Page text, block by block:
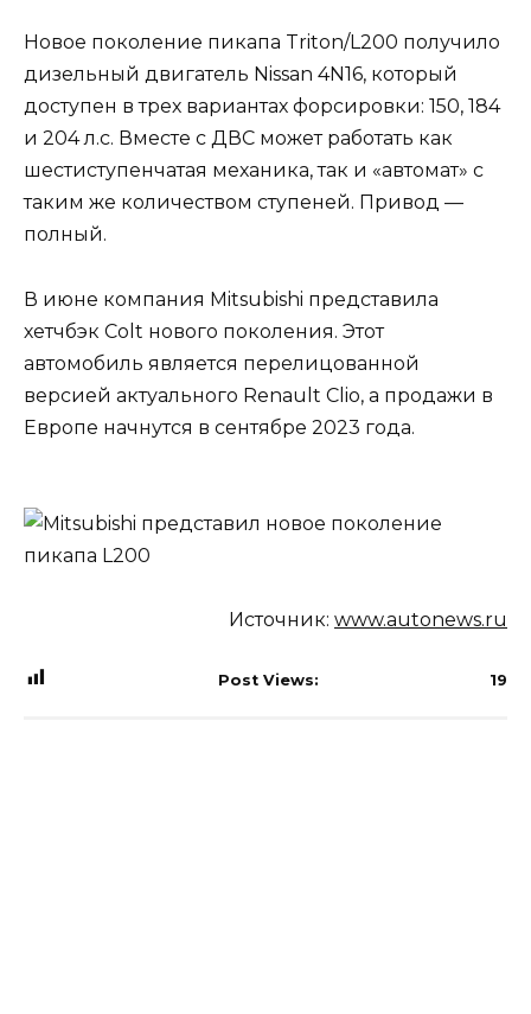
Новое поколение пикапа Triton/L200 получило
дизельный двигатель Nissan 4N16, который
доступен в трех вариантах форсировки: 150, 184
и 204 л.с. Вместе с ДВС может работать как
шестиступенчатая механика, так и «автомат» с
таким же количеством ступеней. Привод —
полный.
В июне компания Mitsubishi представила
хетчбэк Colt нового поколения. Этот
автомобиль является перелицованной
версией актуального Renault Clio, а продажи в
Европе начнутся в сентябре 2023 года.
Источник: www.autonews.ru
Post Views: 19